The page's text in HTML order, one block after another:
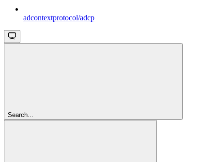
adcontextprotocol/adcp
Search...